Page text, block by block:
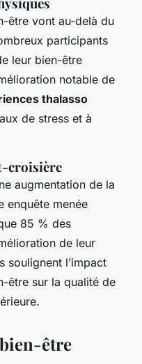
être vont au-delà du
participants
leur bien-être
notable de
thalasso
de stress et à
croisière
augmentation de la
enquête menée
85 % des
de leur
soulignent l’impact
être sur la qualité de
être